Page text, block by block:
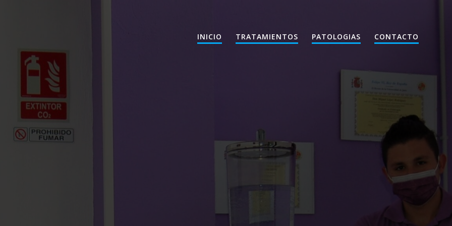
INICIO TRATAMIENTOS PATOLOGIAS CONTACTO